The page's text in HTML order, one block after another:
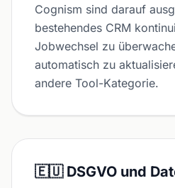
Cognism sind darauf
bestehendes CRM
Jobwechsel zu
automatisch zu
andere Tool-Kategorie.
🇪🇺 DSGVO und